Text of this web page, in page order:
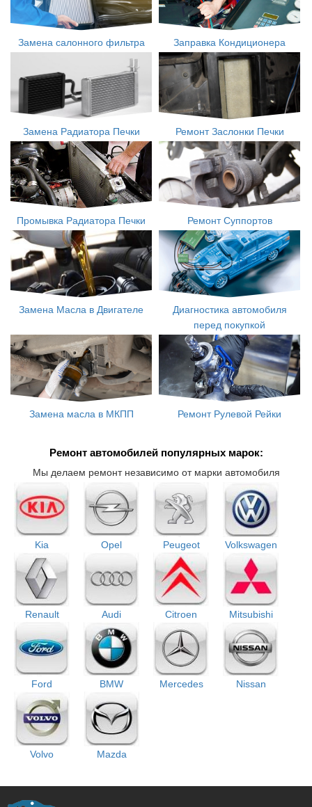
Замена салонного фильтра Заправка Кондиционера
Замена Радиатора Печки Ремонт Заслонки Печки
Промывка Радиатора Печки Ремонт Суппортов
Замена Масла в Двигателе
Диагностика автомобиля
перед покупкой
Замена масла в МКПП Ремонт Рулевой Рейки
Ремонт автомобилей популярных марок:
Мы делаем ремонт независимо от марки автомобиля
Kia Opel Peugeot Volkswagen
Renault Audi Citroen Mitsubishi
Ford BMW Mercedes Nissan
Volvo Mazda